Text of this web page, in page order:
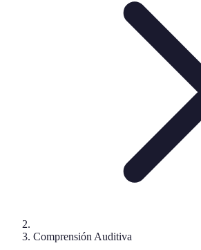
Comprensión Auditiva